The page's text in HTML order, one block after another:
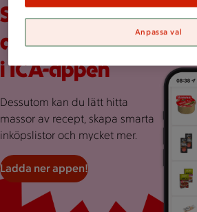
Scrolla veckans
alla erbjudanden
i ICA-appen
Dessutom kan du lätt hitta
massor av recept, skapa smarta
inköpslistor och mycket mer.
Ladda ner appen!
Anpassa val